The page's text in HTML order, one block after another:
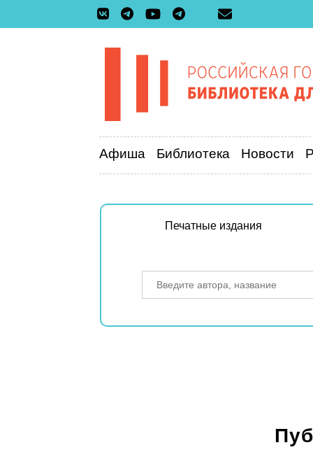
Афиша Библиотека Новости
Печатные издания